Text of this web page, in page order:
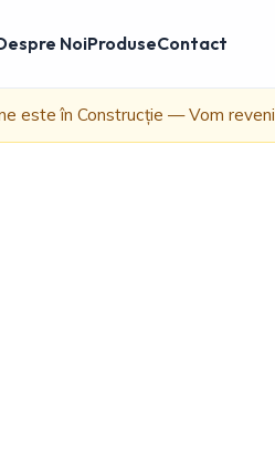
NoiProduseContact
este în Construcție — Vom